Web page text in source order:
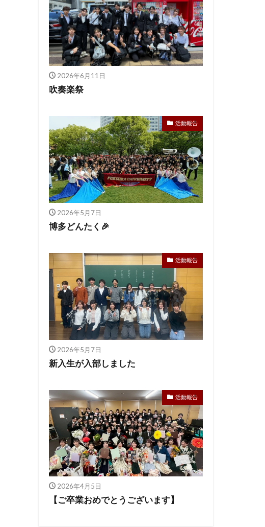
2026年6月11日
吹奏楽祭
活動報告
2026年5月7日
博多どんたく🎉
活動報告
2026年5月7日
新入生が入部しました
活動報告
2026年4月5日
【ご卒業おめでとうございます】